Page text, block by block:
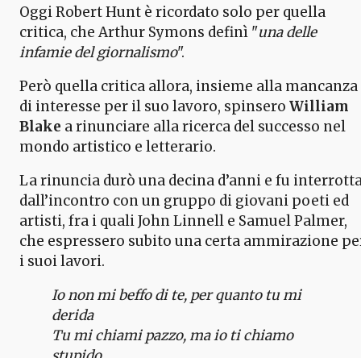
Oggi Robert Hunt è ricordato solo per quella
critica, che Arthur Symons definì "una delle
infamie del giornalismo".
Però quella critica allora, insieme alla mancanza
di interesse per il suo lavoro, spinsero William
Blake a rinunciare alla ricerca del successo nel
mondo artistico e letterario.
La rinuncia durò una decina d’anni e fu
dall’incontro con un gruppo di giovani poeti ed
artisti, fra i quali John Linnell e Samuel Palmer,
che espressero subito una certa ammirazione
i suoi lavori.
Io non mi beffo di te, per quanto tu mi
derida
Tu mi chiami pazzo, ma io ti chiamo